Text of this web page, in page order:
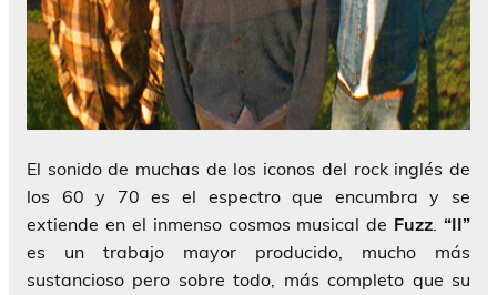
El sonido de muchas de los iconos del rock inglés de
los 60 y 70 es el espectro que encumbra y se
extiende en el inmenso cosmos musical de Fuzz. “II”
es un trabajo mayor producido, mucho más
sustancioso pero sobre todo, más completo que su